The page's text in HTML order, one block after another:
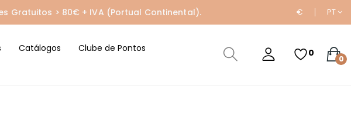
Gratuitos > 80€ + IVA (Portual Continental). € PT
Catálogos
Clube de Pontos
0
0